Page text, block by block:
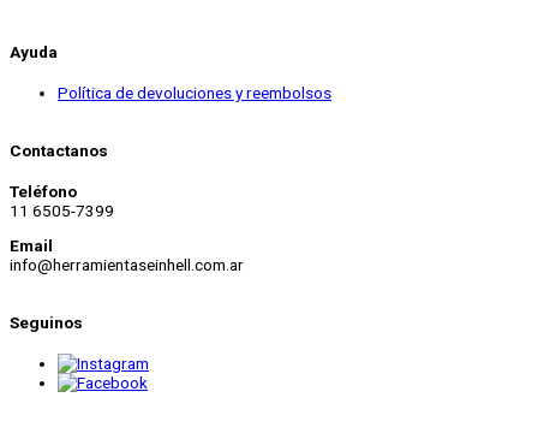
Ayuda
Política de devoluciones y reembolsos
Contactanos
Teléfono
11 6505-7399
Email
info@herramientaseinhell.com.ar
Seguinos